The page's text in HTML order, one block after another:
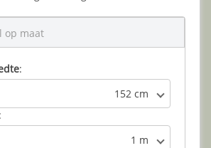
op maat
:
152 cm
:
1 m